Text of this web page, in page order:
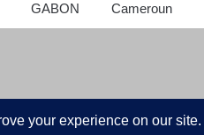
GABON Cameroun